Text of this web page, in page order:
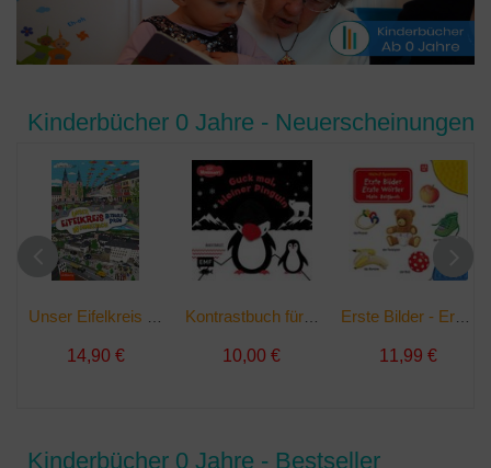
Kinderbücher 0 Jahre - Neuerscheinungen
14,90 €
Kontrastbuch für Babys: Guck mal, kleiner Pinguin | Taschenbuch
10,00 € 11,99 €
Kinderbücher 0 Jahre - Bestseller